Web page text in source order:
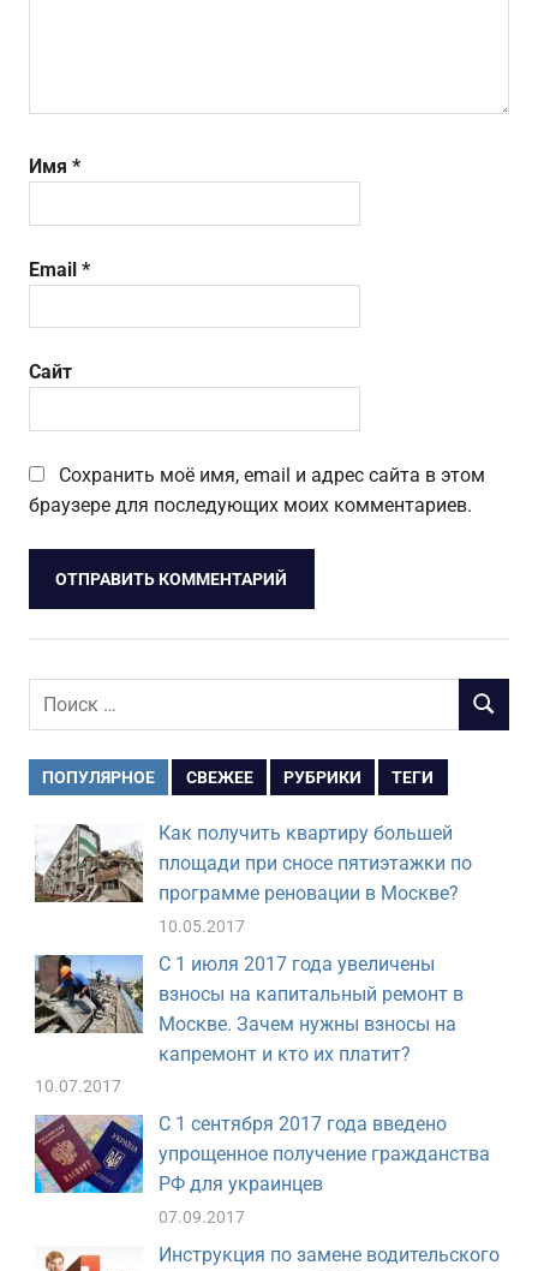
Имя *
Email *
Сайт
Сохранить моё имя, email и адрес сайта в этом
браузере для последующих моих комментариев.
Поиск
ПОИСК
ПОПУЛЯРНОЕ СВЕЖЕЕ РУБРИКИ ТЕГИ
Как получить квартиру большей
площади при сносе пятиэтажки по
программе реновации в Москве?
10.05.2017
С 1 июля 2017 года увеличены
взносы на капитальный ремонт в
Москве. Зачем нужны взносы на
капремонт и кто их платит?
10.07.2017
С 1 сентября 2017 года введено
упрощенное получение гражданства
РФ для украинцев
07.09.2017
Инструкция по замене водительского